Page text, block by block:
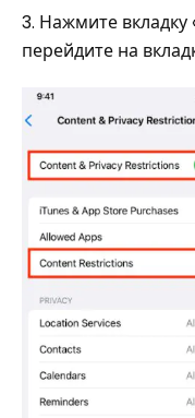
3. Нажмите вкладку
перейдите на